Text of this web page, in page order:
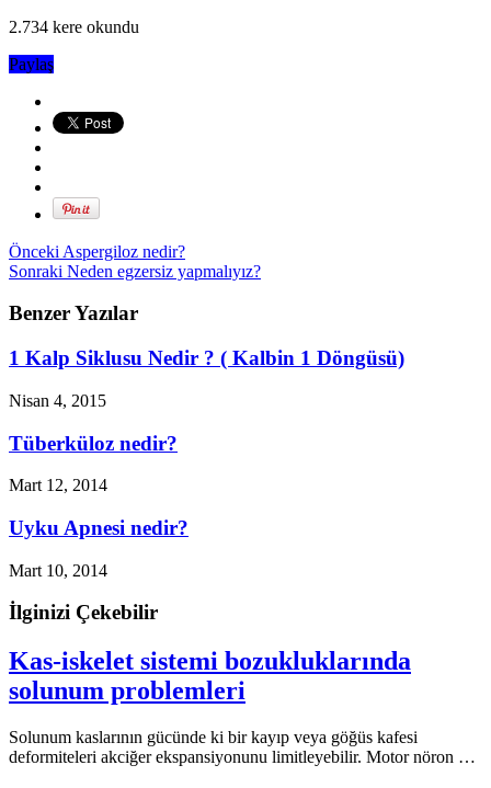
2.734 kere okundu
Paylaş
Önceki Aspergiloz nedir?
Sonraki Neden egzersiz yapmalıyız?
Benzer Yazılar
1 Kalp Siklusu Nedir ? ( Kalbin 1 Döngüsü)
Nisan 4, 2015
Tüberküloz nedir?
Mart 12, 2014
Uyku Apnesi nedir?
Mart 10, 2014
İlginizi Çekebilir
Kas-iskelet sistemi bozukluklarında
solunum problemleri
Solunum kaslarının gücünde ki bir kayıp veya göğüs kafesi
deformiteleri akciğer ekspansiyonunu limitleyebilir. Motor nöron …